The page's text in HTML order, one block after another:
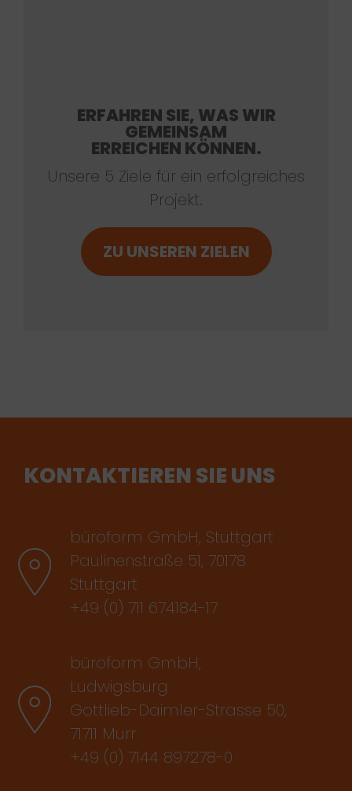
ERFAHREN SIE, WAS WIR
GEMEINSAM
ERREICHEN KÖNNEN.
Unsere 5 Ziele für ein erfolgreiches
Projekt.
ZU UNSEREN ZIELEN
KONTAKTIEREN SIE UNS
büroform GmbH, Stuttgart
Paulinenstraße 51, 70178
Stuttgart
+49 (0) 711 674184-17
büroform GmbH,
Ludwigsburg
Gottlieb-Daimler-Strasse 50,
71711 Murr
+49 (0) 7144 897278-0